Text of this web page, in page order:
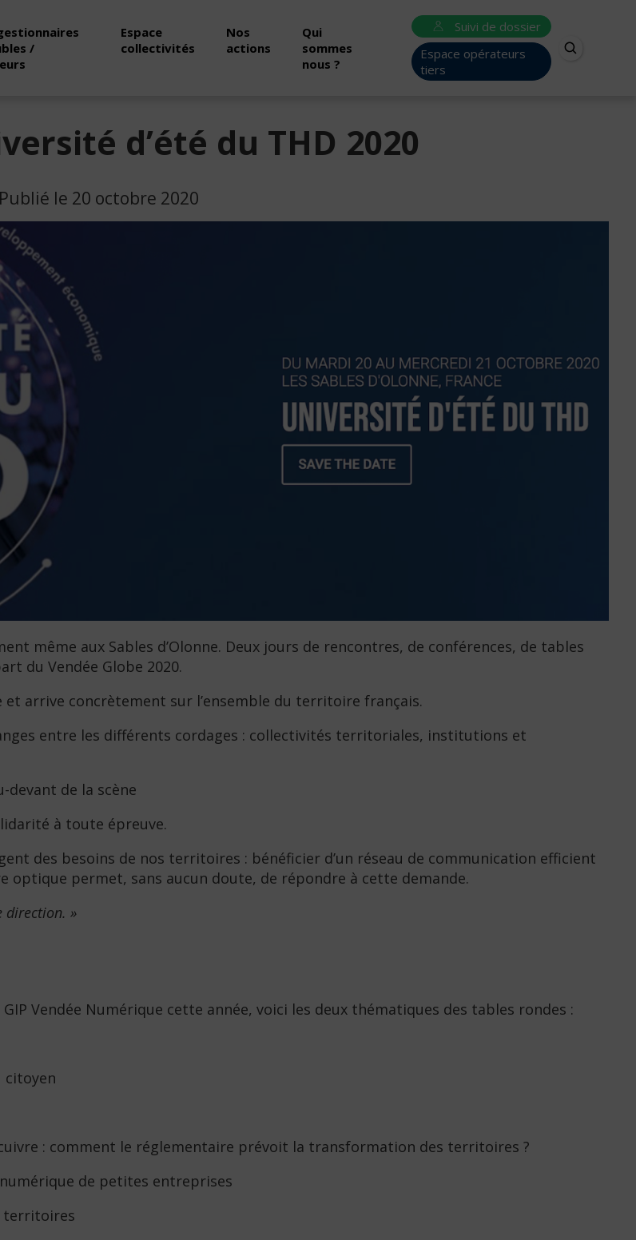
/
Espace
collectivités
Nos
actions
Qui
sommes
nous ?
Suivi de dossier
Espace opérateurs
tiers
d’été du THD 2020
Publié le 20 octobre 2020
même aux Sables d’Olonne. Deux jours de rencontres, de conférences, de tables
du Vendée Globe 2020.
arrive concrètement sur l’ensemble du territoire français.
entre les différents cordages : collectivités territoriales, institutions et
devant de la scène
à toute épreuve.
des besoins de nos territoires : bénéficier d’un réseau de communication efficient
optique permet, sans aucun doute, de répondre à cette demande.
direction. »
Vendée Numérique cette année, voici les deux thématiques des tables rondes :
citoyen
: comment le réglementaire prévoit la transformation des territoires ?
de petites entreprises
territoires